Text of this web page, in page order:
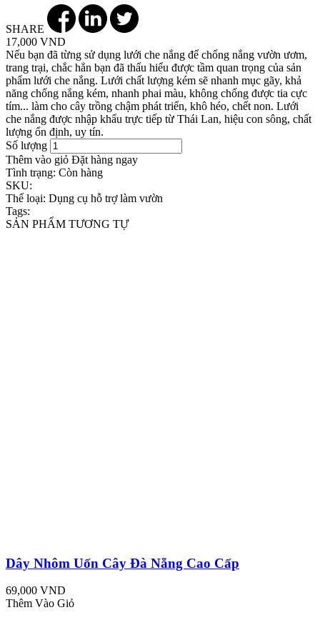
SHARE
17,000 VND
Nếu bạn đã từng sử dụng lưới che nắng để chống nắng vườn ươm,
trang trại, chắc hẳn bạn đã thấu hiểu được tầm quan trọng của sản
phẩm lưới che nắng. Lưới chất lượng kém sẽ nhanh mục gãy, khả
năng chống nắng kém, nhanh phai màu, không chống được tia cực
tím... làm cho cây trồng chậm phát triển, khô héo, chết non. Lưới
che nắng được nhập khẩu trực tiếp từ Thái Lan, hiệu con sông, chất
lượng ổn định, uy tín.
Số lượng
Thêm vào giỏ Đặt hàng ngay
Tình trạng: Còn hàng
SKU:
Thể loại: Dụng cụ hỗ trợ làm vườn
Tags:
SẢN PHẨM TƯƠNG TỰ
Dây Nhôm Uốn Cây Đà Nẵng Cao Cấp
69,000 VND
Thêm Vào Giỏ